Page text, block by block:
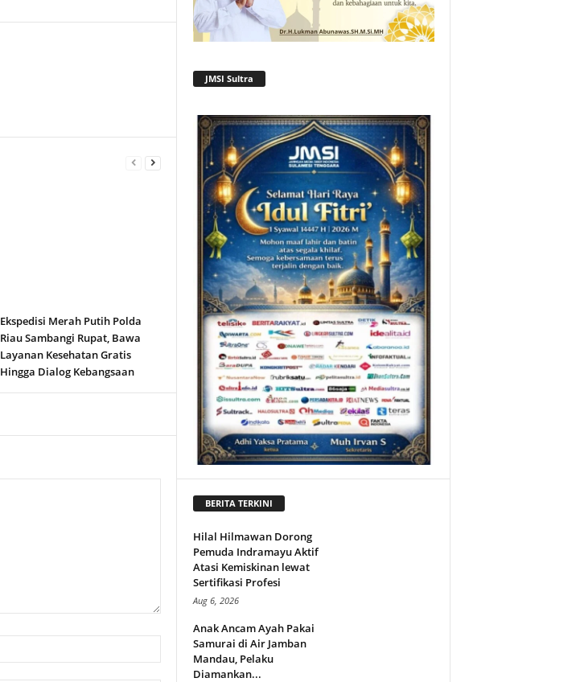
Ekspedisi Merah Putih Polda
Riau Sambangi Rupat, Bawa
Layanan Kesehatan Gratis
Hingga Dialog Kebangsaan
JMSI Sultra
BERITA TERKINI
Hilal Hilmawan Dorong
Pemuda Indramayu Aktif
Atasi Kemiskinan lewat
Sertifikasi Profesi
Aug 6, 2026
Anak Ancam Ayah Pakai
Samurai di Air Jamban
Mandau, Pelaku
Diamankan...